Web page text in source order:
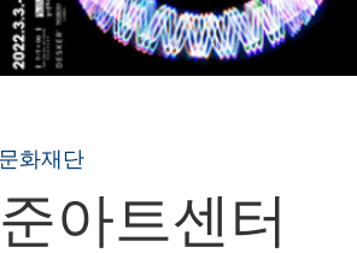
화재단
아트센터